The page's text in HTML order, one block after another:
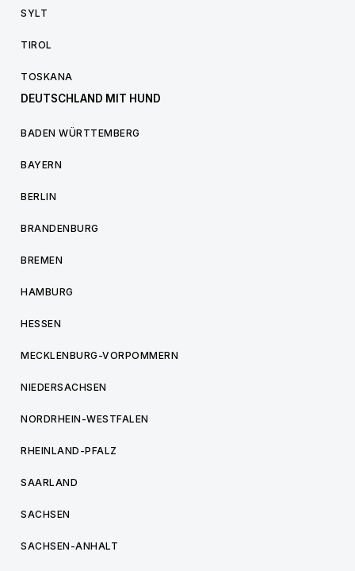
SYLT
TIROL
TOSKANA
DEUTSCHLAND MIT HUND
BADEN WÜRTTEMBERG
BAYERN
BERLIN
BRANDENBURG
BREMEN
HAMBURG
HESSEN
MECKLENBURG-VORPOMMERN
NIEDERSACHSEN
NORDRHEIN-WESTFALEN
RHEINLAND-PFALZ
SAARLAND
SACHSEN
SACHSEN-ANHALT